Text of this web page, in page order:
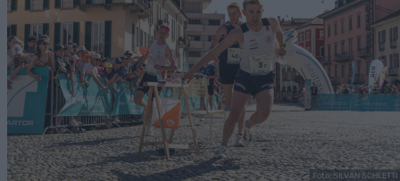
Foto: SILVAN SCHLETTI